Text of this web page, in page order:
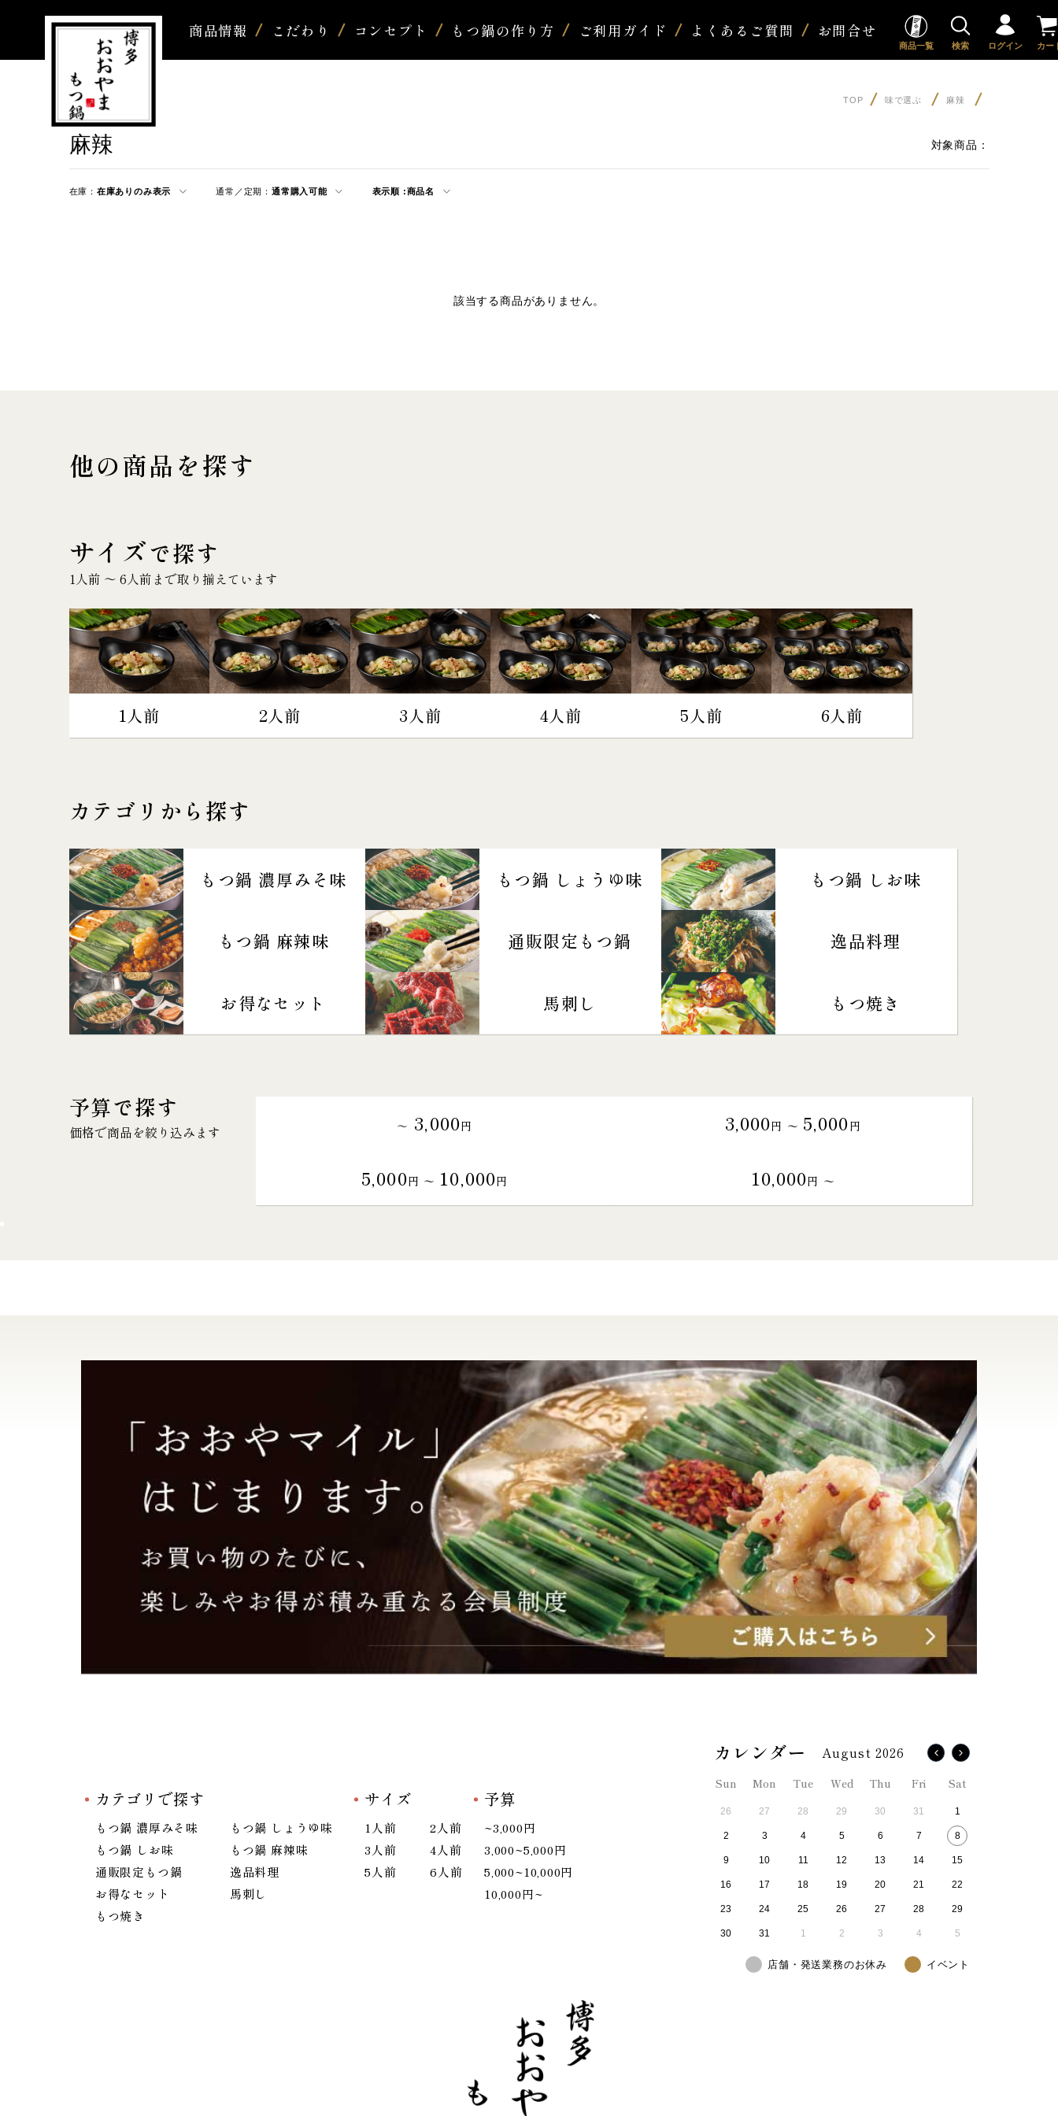
商品情報 こだわり コンセプト もつ鍋の作り方 ご利用ガイド よくあるご質問 お問合せ
商品一覧 検索 ログイン カー
TOP 味で選ぶ 麻辣
麻辣 対象商品：
在庫： 在庫ありのみ表示 通常／定期： 通常購入可能 表示順 :商品名
該当する商品がありません。
他の商品を探す
サイズで探す
1人前 〜 6人前まで取り揃えています
1人前 2人前 3人前 4人前 5人前 6人前
カテゴリから探す
もつ鍋 濃厚みそ味 もつ鍋 しょうゆ味 もつ鍋 しお味
もつ鍋 麻辣味 通販限定もつ鍋 逸品料理
お得なセット 馬刺し もつ焼き
予算で探す
価格で商品を絞り込みます ～ 3,000円 3,000円 〜 5,000円
5,000円 〜 10,000円 10,000円 〜
カテゴリで探す
もつ鍋 濃厚みそ味
もつ鍋 しょうゆ味
もつ鍋 しお味
もつ鍋 麻辣味
通販限定もつ鍋
逸品料理
お得なセット
馬刺し
もつ焼き
サイズ
1人前
2人前
3人前
4人前
5人前
6人前
予算
~3,000円
3,000~5,000円
5,000~10,000円
10,000円~
August 2026
Sun Mon Tue Wed Thu Fri Sat
26 27 28 29 30 31 1
2 3 4 5 6 7 8
9 10 11 12 13 14 15
16 17 18 19 20 21 22
23 24 25 26 27 28 29
30 31 1 2 3 4 5
店舗・発送業務のお休み イベント